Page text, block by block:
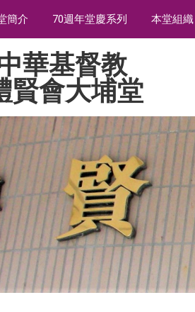
簡介 70週年堂慶系列 本堂組織
華基督教
賢會大埔堂